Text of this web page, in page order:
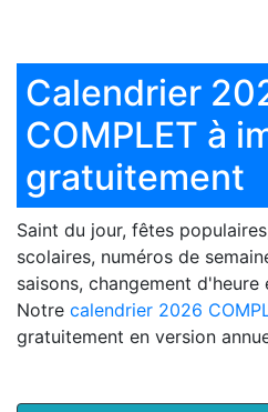
Calendrier
COMPLET à
gratuitement
Saint du jour, fêtes
scolaires, numéros de
saisons, changement
Notre calendrier 2026
gratuitement en version